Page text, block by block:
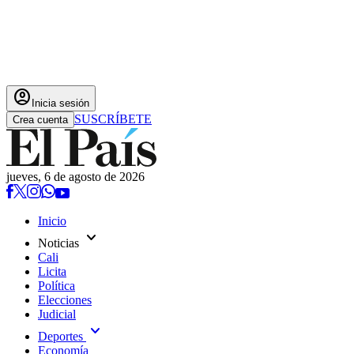
account_circle Inicia sesión
Crea cuenta SUSCRÍBETE
jueves, 6 de agosto de 2026
Inicio
Noticias expand_more
Cali
Licita
Política
Elecciones
Judicial
Deportes expand_more
Economía